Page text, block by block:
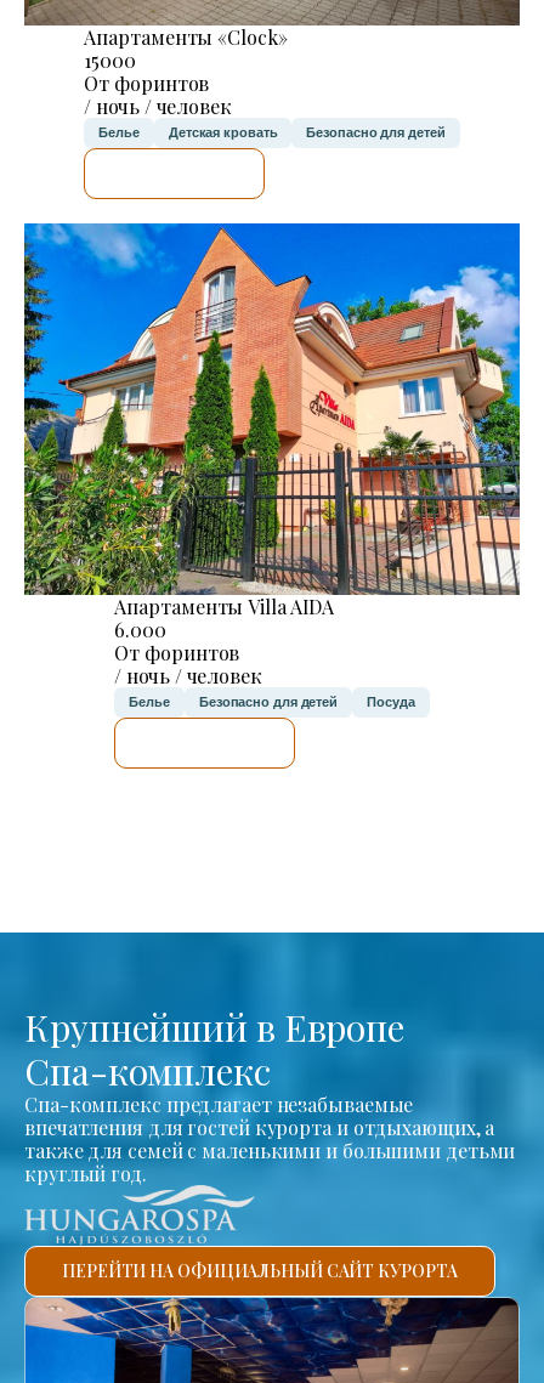
Апартаменты «Clock»
15000
От форинтов
/ ночь / человек
Белье Детская кровать Безопасно для детей
Апартаменты Villa AIDA
6.000
От форинтов
/ ночь / человек
Белье Безопасно для детей Посуда
Крупнейший в Европе
Спа-комплекс
Спа-комплекс предлагает незабываемые
впечатления для гостей курорта и отдыхающих, а
также для семей с маленькими и большими детьми
круглый год.
ПЕРЕЙТИ НА ОФИЦИАЛЬНЫЙ САЙТ КУРОРТА